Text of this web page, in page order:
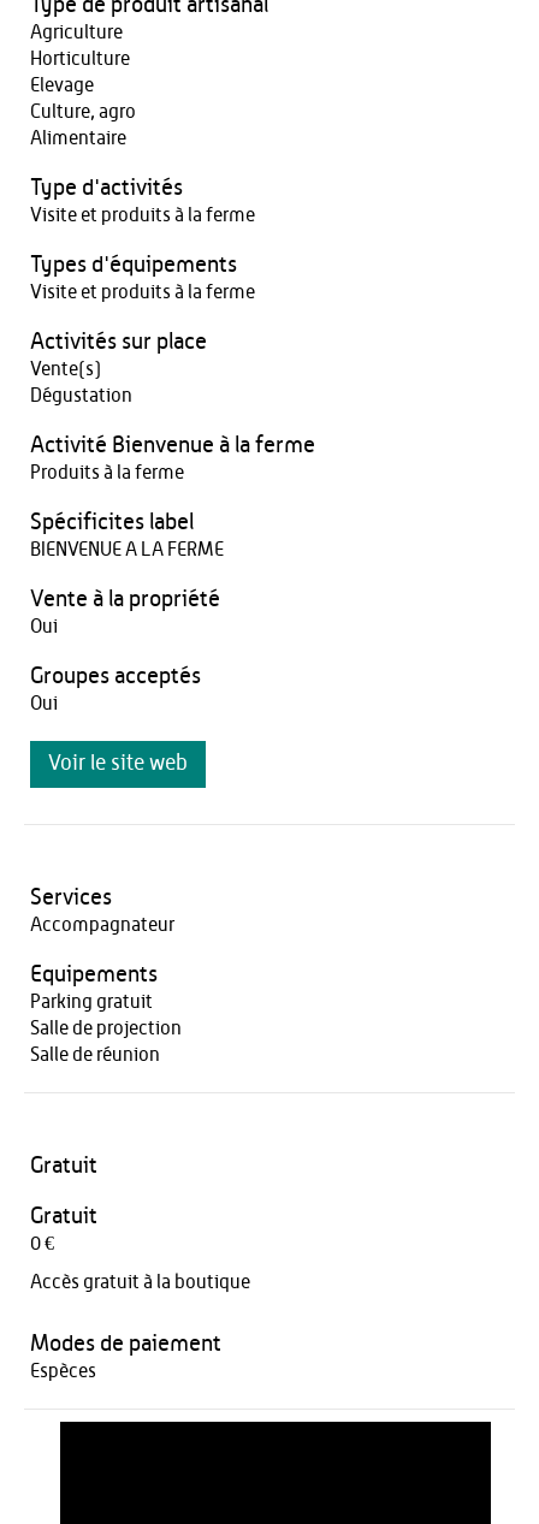
Type de produit artisanal
Agriculture
Horticulture
Elevage
Culture, agro
Alimentaire
Type d'activités
Visite et produits à la ferme
Types d'équipements
Visite et produits à la ferme
Activités sur place
Vente(s)
Dégustation
Activité Bienvenue à la ferme
Produits à la ferme
Spécificites label
BIENVENUE A LA FERME
Vente à la propriété
Oui
Groupes acceptés
Oui
Voir le site web
Services
Accompagnateur
Equipements
Parking gratuit
Salle de projection
Salle de réunion
Gratuit
Gratuit
0 €
Accès gratuit à la boutique
Modes de paiement
Espèces